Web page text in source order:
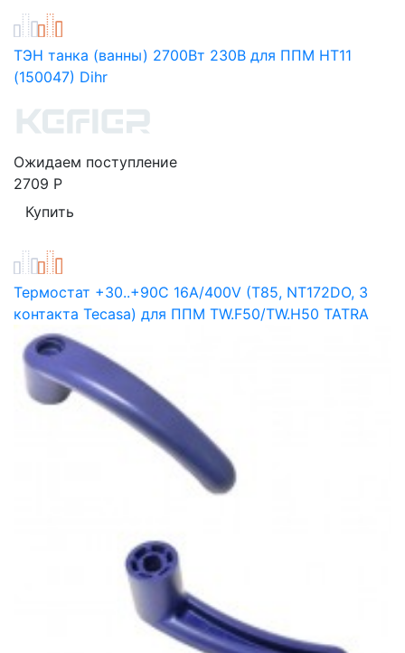
ТЭН танка (ванны) 2700Вт 230В для ППМ HT11
(150047) Dihr
Ожидаем поступление
2709 Р
Термостат +30..+90С 16А/400V (T85, NT172DO, 3
контакта Tecasa) для ППМ TW.F50/TW.H50 TATRA